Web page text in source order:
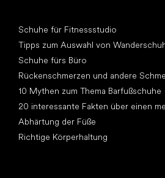
Schuhe für Fitnessstudio
Tipps zum Auswahl von
Schuhe fürs Büro
Rückenschmerzen und andere
10 Mythen zum Thema Barfußschuhe
20 interessante Fakten über einen
Abhärtung der Füße
Richtige Körperhaltung